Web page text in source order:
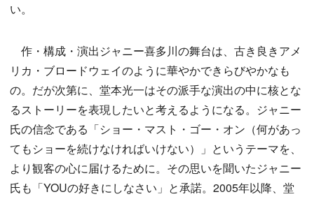
い。
作・構成・演出ジャニー喜多川の舞台は、古き良きアメ
リカ・ブロードウェイのように華やかできらびやかなも
の。だが次第に、堂本光一はその派手な演出の中に核とな
るストーリーを表現したいと考えるようになる。ジャニー
氏の信念である「ショー・マスト・ゴー・オン（何があっ
てもショーを続けなければいけない）」というテーマを、
より観客の心に届けるために。その思いを聞いたジャニー
氏も「YOUの好きにしなさい」と承諾。2005年以降、堂